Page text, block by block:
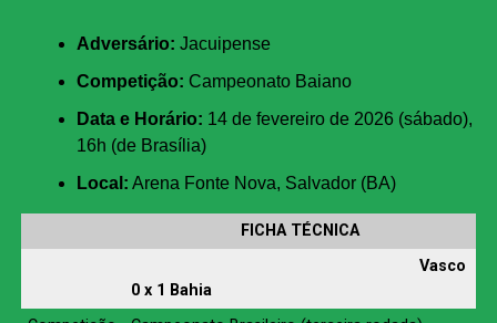
Adversário: Jacuipense
Competição: Campeonato Baiano
Data e Horário: 14 de fevereiro de 2026 (sábado),
16h (de Brasília)
Local: Arena Fonte Nova, Salvador (BA)
FICHA TÉCNICA
Vasco
0 x 1 Bahia